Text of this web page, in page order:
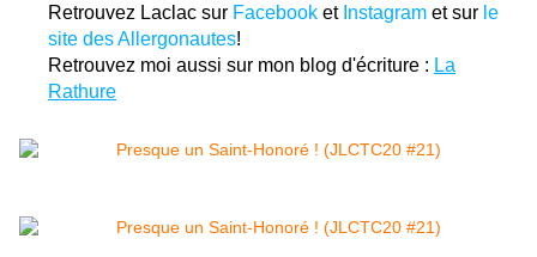
Retrouvez Laclac sur Facebook et Instagram et sur le
site des Allergonautes!
Retrouvez moi aussi sur mon blog d'écriture : La
Rathure